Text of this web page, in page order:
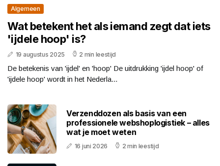
Algemeen
Wat betekent het als iemand zegt dat iets
'ijdele hoop' is?
19 augustus 2025 2 min leestijd
De betekenis van 'ijdel' en 'hoop' De uitdrukking 'ijdel hoop' of
'ijdele hoop' wordt in het Nederla...
Verzenddozen als basis van een
professionele webshoplogistiek – alles
wat je moet weten
16 juni 2026 2 min leestijd